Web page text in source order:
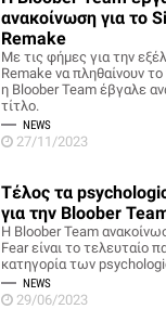
ανακοίνωση για το
Remake
Με τις φήμες για την
Remake να πληθαίνουν
η Bloober Team έβγαλε
τίτλο.
NEWS
27/11/2023
Τέλος τα
για την Bloober
H Bloober Team
Fear είναι το τελευταίο
κατηγορία των
NEWS
29/06/2023